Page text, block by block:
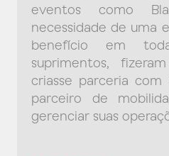
eventos como
necessidade de uma
benefício em
suprimentos,
criasse parceria com
parceiro de
gerenciar suas